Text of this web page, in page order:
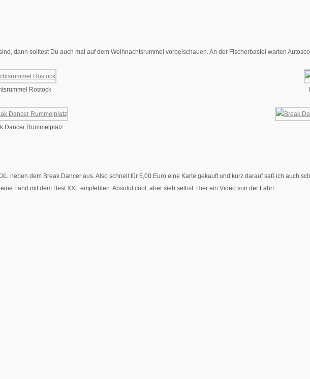
dann solltest Du auch mal auf dem Weihnachtsrummel vorbeischauen. An der Fischerbastei warten
Rostock
Dancer Rummelplatz
neben dem Break Dancer aus. Also schnell für 5,00 Euro eine Karte gekauft und kurz darauf saß ich auch
Fahrt mit dem Best XXL empfehlen. Absolut cool, aber sieh selbst. Hier ein Video von der Fahrt.